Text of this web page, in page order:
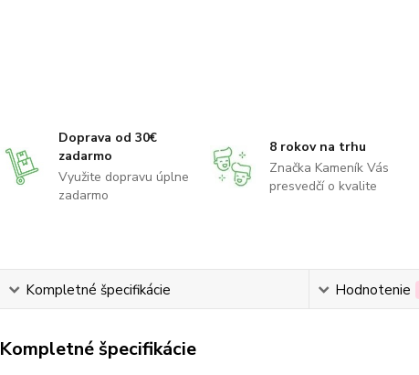
Doprava od 30€
zadarmo
Využite dopravu úplne
zadarmo
8 rokov na trhu
Značka Kameník Vás
presvedčí o kvalite
Kompletné špecifikácie Hodnotenie
Kompletné špecifikácie